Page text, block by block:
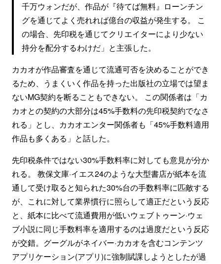
千万ウォンだが、作品が『待てば無料』ローンチン
グを通じてよく売れれば億台の収益が発生する。 こ
の場合、先印税を通じてクリエイターにより少ない
持分を配分するわけだ」と主張した。
カカオが作品審査を通じて流通可否を決めることができ
るため、うまくいく作品を持った出版社の立場では望ま
ないMG契約を断ることもできない。 この関係者は「カ
カオとの契約の大部分は45%手数料の先印税契約でなさ
れる」とし、カカオエンター関係者も「45%手数料適用
作品も多くある」と話した。
先印税条件ではない30%手数料率に対しても意見が分か
れる。 教保文庫·イエス24のような大型書店が紙本を流
通して受け取ると知られた30%台の手数料率に匹敵する
が、これに対して業界慣行に照らして適正だという反応
と、紙本に比べて流通費用が低いウェブトゥーン·ウェ
ブ小説に同じ手数料率を適用するのは過度だという反応
が交錯。グーグルがネイバー·カカオを含むコンテンツ
アプリケーション(アプリ)に強制賦課しようとしたが過